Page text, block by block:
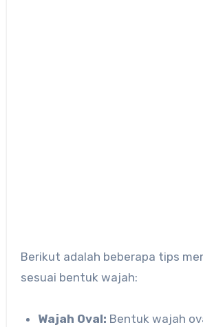
Berikut adalah beberapa tips
sesuai bentuk wajah:
Wajah Oval: Bentuk wajah